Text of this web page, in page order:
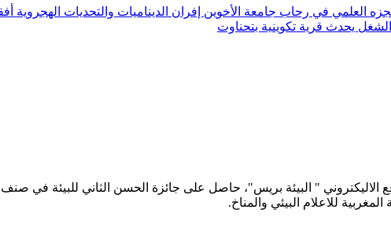
العلمي في رحاب جامعة الأخوين إفران الديناميات والتحديات الهجروية
يحدث قرية تكوينية بتحناوت
الاليكتروني " البيئة بريس"، حاصل على جائزة الحسن الثاني للبيئة في صنف
للاعلام البيئي والمناخ.